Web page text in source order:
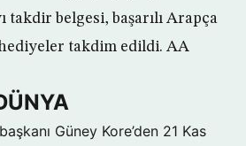
takdir belgesi, başarılı Arapça
takdim edildi. AA
Güney Kore’den 21 Kas